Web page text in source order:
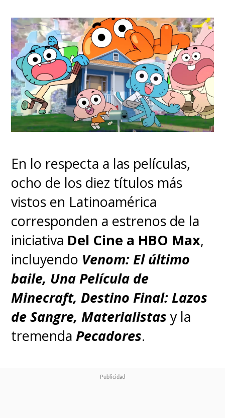
En lo respecta a las películas,
ocho de los diez títulos más
vistos en Latinoamérica
corresponden a estrenos de la
iniciativa Del Cine a HBO Max,
incluyendo Venom: El último
baile, Una Película de
Minecraft, Destino Final: Lazos
de Sangre, Materialistas y la
tremendaPecadores.